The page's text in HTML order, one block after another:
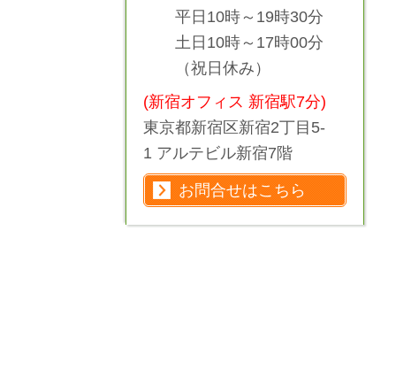
平日10時～19時30分
土日10時～17時00分
（祝日休み）
(新宿オフィス 新宿駅7分)
東京都新宿区新宿2丁目5-
1 アルテビル新宿7階
お問合せはこちら